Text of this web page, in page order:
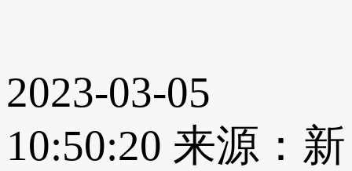
2023-03-05
10:50:20 来源：新